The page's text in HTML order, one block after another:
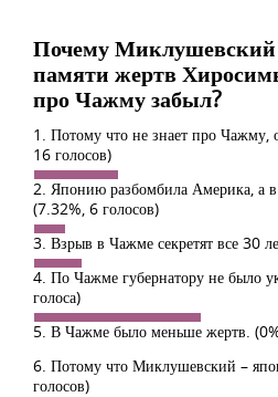
Почему Миклушевский
памяти жертв
про Чажму забыл?
1. Потому что не знает про Чажму,
16 голосов)
2. Японию разбомбила Америка, а
(7.32%, 6 голосов)
3. Взрыв в Чажме секретят все 30
4. По Чажме губернатору не было
голоса)
5. В Чажме было меньше жертв.
6. Потому что Миклушевский –
голосов)